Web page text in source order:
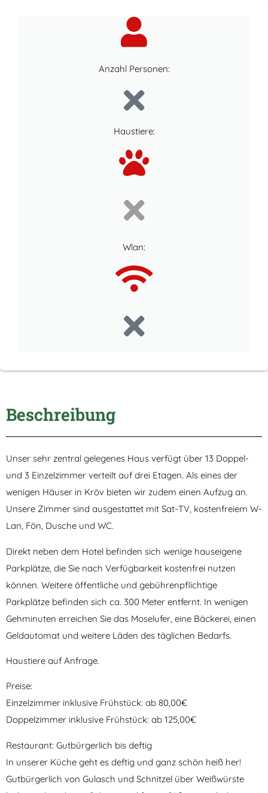
Anzahl Personen:
Haustiere:
Wlan:
Beschreibung
Unser sehr zentral gelegenes Haus verfügt über 13 Doppel-
und 3 Einzelzimmer verteilt auf drei Etagen. Als eines der
wenigen Häuser in Kröv bieten wir zudem einen Aufzug an.
Unsere Zimmer sind ausgestattet mit Sat-TV, kostenfreiem W-
Lan, Fön, Dusche und WC.
Direkt neben dem Hotel befinden sich wenige hauseigene
Parkplätze, die Sie nach Verfügbarkeit kostenfrei nutzen
können. Weitere öffentliche und gebührenpflichtige
Parkplätze befinden sich ca. 300 Meter entfernt. In wenigen
Gehminuten erreichen Sie das Moselufer, eine Bäckerei, einen
Geldautomat und weitere Läden des täglichen Bedarfs.
Haustiere auf Anfrage.
Preise:
Einzelzimmer inklusive Frühstück: ab 80,00€
Doppelzimmer inklusive Frühstück: ab 125,00€
Restaurant: Gutbürgerlich bis deftig
In unserer Küche geht es deftig und ganz schön heiß her!
Gutbürgerlich von Gulasch und Schnitzel über Weißwürste